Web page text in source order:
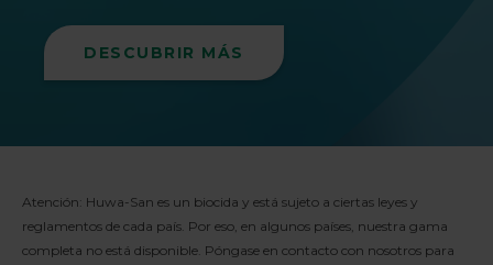
DESCUBRIR MÁS
Atención: Huwa-San es un biocida y está sujeto a ciertas leyes y
reglamentos de cada país. Por eso, en algunos países, nuestra gama
completa no está disponible. Póngase en contacto con nosotros para